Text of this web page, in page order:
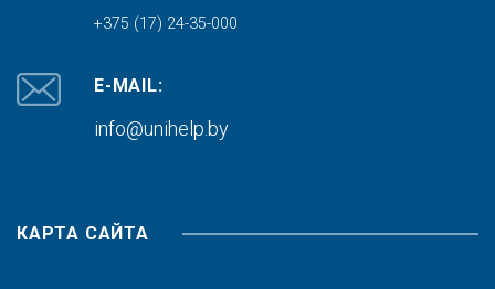
+375 (17) 24-35-000
E-MAIL:
info@unihelp.by
КАРТА САЙТА